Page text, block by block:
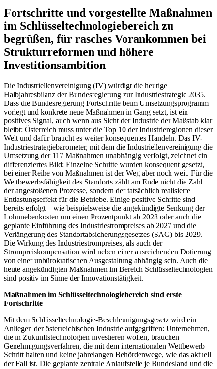
Fortschritte und vorgestellte Maßnahmen
im Schlüsseltechnologiebereich zu
begrüßen, für rasches Vorankommen bei
Strukturreformen und höhere
Investitionsambition
Die Industriellenvereinigung (IV) würdigt die heutige
Halbjahresbilanz der Bundesregierung zur Industriestrategie 2035.
Dass die Bundesregierung Fortschritte beim Umsetzungsprogramm
vorlegt und konkrete neue Maßnahmen in Gang setzt, ist ein
positives Signal, auch wenn aus Sicht der Industrie der Maßstab klar
bleibt: Österreich muss unter die Top 10 der Industrieregionen dieser
Welt und dafür braucht es weiter konsequentes Handeln. Das IV-
Industriestrategiebarometer, mit dem die Industriellenvereinigung die
Umsetzung der 117 Maßnahmen unabhängig verfolgt, zeichnet ein
differenziertes Bild: Einzelne Schritte wurden konsequent gesetzt,
bei einer Reihe von Maßnahmen ist der Weg aber noch weit. Für die
Wettbewerbsfähigkeit des Standorts zählt am Ende nicht die Zahl
der angestoßenen Prozesse, sondern der tatsächlich realisierte
Entlastungseffekt für die Betriebe. Einige positive Schritte sind
bereits erfolgt – wie beispielsweise die angekündigte Senkung der
Lohnnebenkosten um einen Prozentpunkt ab 2028 oder auch die
geplante Einführung des Industriestrompreises ab 2027 und die
Verlängerung des Standortabsicherungsgesetzes (SAG) bis 2029.
Die Wirkung des Industriestrompreises, als auch der
Strompreiskompensation wird neben einer ausreichenden Dotierung
von einer unbürokratischen Ausgestaltung abhängig sein. Auch die
heute angekündigten Maßnahmen im Bereich Schlüsseltechnologien
sind positiv im Sinne der Innovationstätigkeit.
Maßnahmen im Schlüsseltechnologiebereich sind erste
Fortschritte
Mit dem Schlüsseltechnologie-Beschleunigungsgesetz wird ein
Anliegen der österreichischen Industrie aufgegriffen: Unternehmen,
die in Zukunftstechnologien investieren wollen, brauchen
Genehmigungsverfahren, die mit dem internationalen Wettbewerb
Schritt halten und keine jahrelangen Behördenwege, wie das aktuell
der Fall ist. Die geplante zentrale Anlaufstelle je Bundesland und die